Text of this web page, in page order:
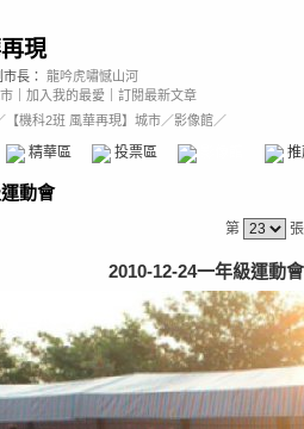
現
市長： 龍吟虎嘯憾山河
加入我的最愛
訂閱最新文章
【機科2班 風華再現】城市／影像館／
精華區 投票區 影像館
動會
第
2010-12-24一年級運動